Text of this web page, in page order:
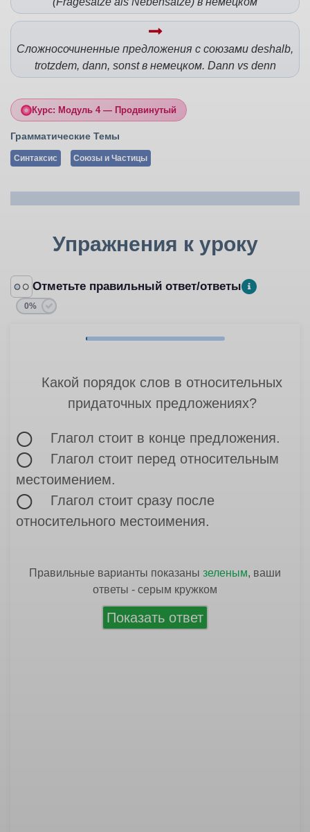
Сложносочиненные предложения с союзами deshalb,
trotzdem, dann, sonst в немецком. Dann vs denn
Курс: Модуль 4 — Продвинутый
Грамматические Темы
Синтаксис Союзы и Частицы
Упражнения к уроку
Отметьте правильный ответ/ответы
0%
Какой порядок слов в относительных
придаточных предложениях?
Глагол стоит в конце предложения.
Глагол стоит перед относительным
местоимением.
Глагол стоит сразу после
относительного местоимения.
Правильные варианты показаны зеленым, ваши
ответы - серым кружком
Показать ответ